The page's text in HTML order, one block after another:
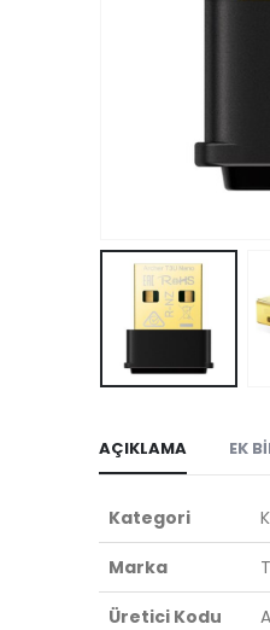
AÇIKLAMA EK
Kategori
Marka
Üretici Kodu